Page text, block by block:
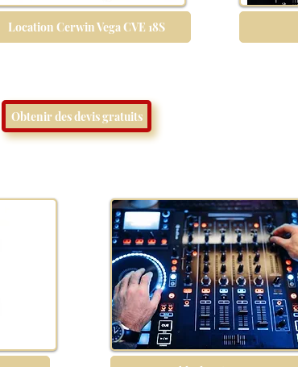
Location Cerwin Vega CVE 18S
Obtenir des devis gratuits